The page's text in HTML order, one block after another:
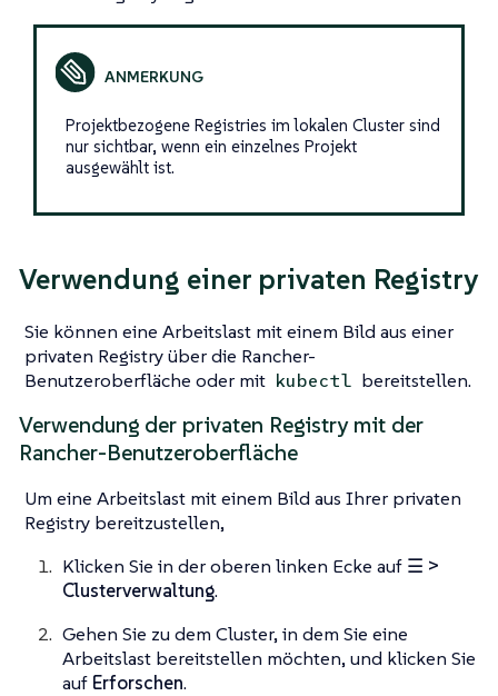
Projektbezogene Registries im lokalen Cluster sind
nur sichtbar, wenn ein einzelnes Projekt
ausgewählt ist.
Verwendung einer privaten Registry
Sie können eine Arbeitslast mit einem Bild aus einer
privaten Registry über die Rancher-
Benutzeroberfläche oder mit kubectl bereitstellen.
Verwendung der privaten Registry mit der
Rancher-Benutzeroberfläche
Um eine Arbeitslast mit einem Bild aus Ihrer privaten
Registry bereitzustellen,
Klicken Sie in der oberen linken Ecke auf ☰ >
Clusterverwaltung.
Gehen Sie zu dem Cluster, in dem Sie eine
Arbeitslast bereitstellen möchten, und klicken Sie
auf Erforschen.